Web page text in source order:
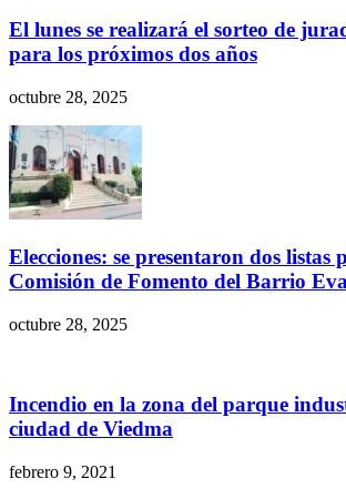
El lunes se realizará el sorteo de
para los próximos dos años
octubre 28, 2025
Elecciones: se presentaron dos listas
Comisión de Fomento del Barrio
octubre 28, 2025
Incendio en la zona del parque
ciudad de Viedma
febrero 9, 2021